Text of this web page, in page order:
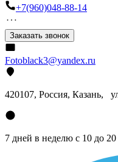
+7(960)048-88-14
Заказать звонок
Fotoblack3@yandex.ru
420107, Россия, Казань,
7 дней в неделю с 10 до 20